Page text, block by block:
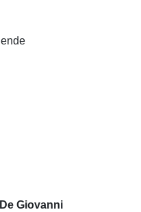
Giovanni